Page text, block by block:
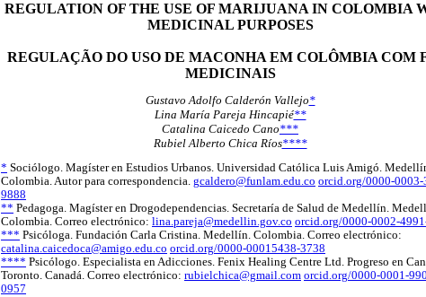
REGULATION OF THE USE OF MARIJUANA IN COLOMBIA
MEDICINAL PURPOSES
REGULAÇÃO DO USO DE MACONHA EM COLÔMBIA COM
MEDICINAIS
Gustavo Adolfo Calderón Vallejo*
Lina María Pareja Hincapié**
Catalina Caicedo Cano***
Rubiel Alberto Chica Ríos****
* Sociólogo. Magíster en Estudios Urbanos. Universidad Católica Luis Amigó.
Colombia. Autor para correspondencia. gcaldero@funlam.edu.co orcid.org/0000-0003-
9888
** Pedagoga. Magíster en Drogodependencias. Secretaría de Salud de Medellín.
Colombia. Correo electrónico: lina.pareja@medellin.gov.co orcid.org/0000-0002-
*** Psicóloga. Fundación Carla Cristina. Medellín. Colombia. Correo electrónico:
catalina.caicedoca@amigo.edu.co orcid.org/0000-00015438-3738
**** Psicólogo. Especialista en Adicciones. Fenix Healing Centre Ltd. Progreso en
Toronto. Canadá. Correo electrónico: rubielchica@gmail.com orcid.org/0000-0001-
0957